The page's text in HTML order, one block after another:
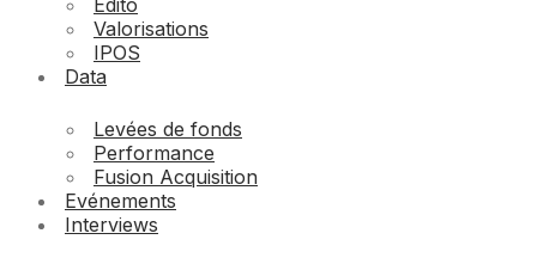
Edito
Valorisations
IPOS
Data
Levées de fonds
Performance
Fusion Acquisition
Evénements
Interviews